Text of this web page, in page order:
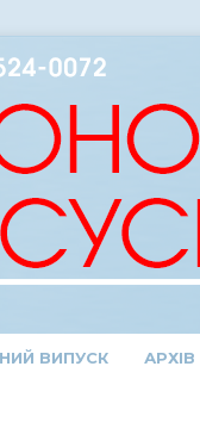
ВИПУСК АРХІВ